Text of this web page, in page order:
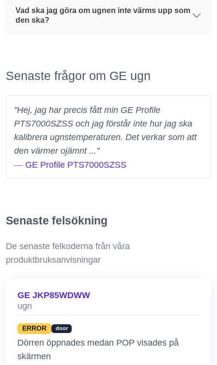
Vad ska jag göra om ugnen inte värms upp som
den ska?
Senaste frågor om GE ugn
"Hej, jag har precis fått min GE Profile
PTS7000SZSS och jag förstår inte hur jag ska
kalibrera ugnstemperaturen. Det verkar som att
den värmer ojämnt ..."
— GE Profile PTS7000SZSS
Senaste felsökning
De senaste felkoderna från våra
produktbruksanvisningar
GE JKP85WDWW
ugn
ERROR door
Dörren öppnades medan POP visades på
skärmen